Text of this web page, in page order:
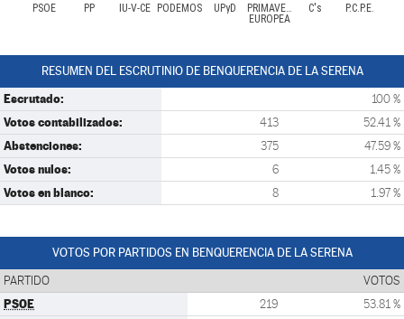
PSOE PP IU-V-CE PODEMOS UPyD
PRIMAVERA
EUROPEA
C's P.C.P.E.
RESUMEN DEL ESCRUTINIO DE BENQUERENCIA DE LA SERENA
Escrutado: 100 %
Votos contabilizados: 413 52.41 %
Abstenciones: 375 47.59 %
Votos nulos: 6 1.45 %
Votos en blanco: 8 1.97 %
VOTOS POR PARTIDOS EN BENQUERENCIA DE LA SERENA
PARTIDO VOTOS
PSOE 219 53.81 %